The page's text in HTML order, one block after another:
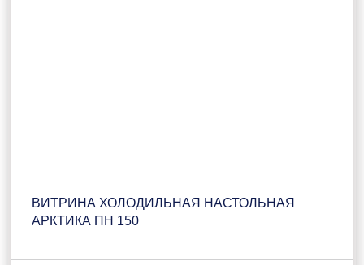
ВИТРИНА ХОЛОДИЛЬНАЯ НАСТОЛЬНАЯ
АРКТИКА ПН 150